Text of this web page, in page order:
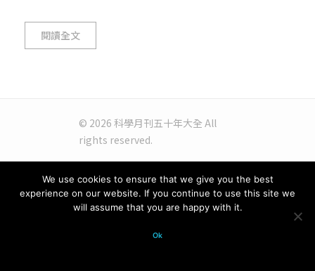
閱讀全文
© 2026 科學月刊五十年大全 All
rights reserved.
We use cookies to ensure that we give you the best
experience on our website. If you continue to use this site we
will assume that you are happy with it.
Ok